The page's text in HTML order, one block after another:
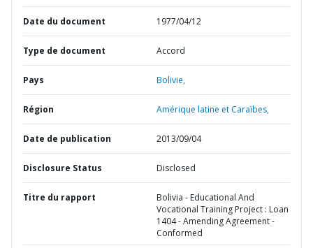
Date du document 1977/04/12
Type de document Accord
Pays Bolivie,
Région Amérique latine et Caraïbes,
Date de publication 2013/09/04
Disclosure Status Disclosed
Titre du rapport
Bolivia - Educational And
Vocational Training Project : Loan
1404 - Amending Agreement -
Conformed